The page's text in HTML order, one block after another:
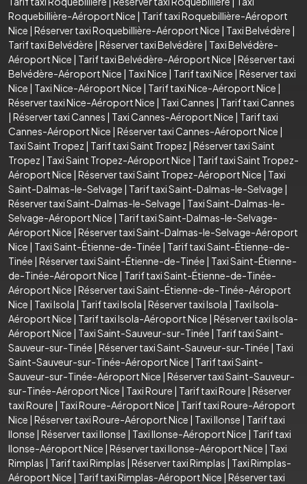
Roquebillière-Aéroport Nice | Tarif taxi Roquebillière-Aéroport
Nice | Réserver taxi Roquebillière-Aéroport Nice | Taxi Belvédère |
Tarif taxi Belvédère | Réserver taxi Belvédère | Taxi Belvédère-
Aéroport Nice | Tarif taxi Belvédère-Aéroport Nice | Réserver taxi
Belvédère-Aéroport Nice | Taxi Nice | Tarif taxi Nice | Réserver taxi
Nice | Taxi Nice-Aéroport Nice | Tarif taxi Nice-Aéroport Nice |
Réserver taxi Nice-Aéroport Nice | Taxi Cannes | Tarif taxi Cannes
| Réserver taxi Cannes | Taxi Cannes-Aéroport Nice | Tarif taxi
Cannes-Aéroport Nice | Réserver taxi Cannes-Aéroport Nice |
Taxi Saint Tropez | Tarif taxi Saint Tropez | Réserver taxi Saint
Tropez | Taxi Saint Tropez-Aéroport Nice | Tarif taxi Saint Tropez-
Aéroport Nice | Réserver taxi Saint Tropez-Aéroport Nice | Taxi
Saint-Dalmas-le-Selvage | Tarif taxi Saint-Dalmas-le-Selvage |
Réserver taxi Saint-Dalmas-le-Selvage | Taxi Saint-Dalmas-le-
Selvage-Aéroport Nice | Tarif taxi Saint-Dalmas-le-Selvage-
Aéroport Nice | Réserver taxi Saint-Dalmas-le-Selvage-Aéroport
Nice | Taxi Saint-Étienne-de-Tinée | Tarif taxi Saint-Étienne-de-
Tinée | Réserver taxi Saint-Étienne-de-Tinée | Taxi Saint-Étienne-
de-Tinée-Aéroport Nice | Tarif taxi Saint-Étienne-de-Tinée-
Aéroport Nice | Réserver taxi Saint-Étienne-de-Tinée-Aéroport
Nice | Taxi Isola | Tarif taxi Isola | Réserver taxi Isola | Taxi Isola-
Aéroport Nice | Tarif taxi Isola-Aéroport Nice | Réserver taxi Isola-
Aéroport Nice | Taxi Saint-Sauveur-sur-Tinée | Tarif taxi Saint-
Sauveur-sur-Tinée | Réserver taxi Saint-Sauveur-sur-Tinée | Taxi
Saint-Sauveur-sur-Tinée-Aéroport Nice | Tarif taxi Saint-
Sauveur-sur-Tinée-Aéroport Nice | Réserver taxi Saint-Sauveur-
sur-Tinée-Aéroport Nice | Taxi Roure | Tarif taxi Roure | Réserver
taxi Roure | Taxi Roure-Aéroport Nice | Tarif taxi Roure-Aéroport
Nice | Réserver taxi Roure-Aéroport Nice | Taxi Ilonse | Tarif taxi
Ilonse | Réserver taxi Ilonse | Taxi Ilonse-Aéroport Nice | Tarif taxi
Ilonse-Aéroport Nice | Réserver taxi Ilonse-Aéroport Nice | Taxi
Rimplas | Tarif taxi Rimplas | Réserver taxi Rimplas | Taxi Rimplas-
Aéroport Nice | Tarif taxi Rimplas-Aéroport Nice | Réserver taxi